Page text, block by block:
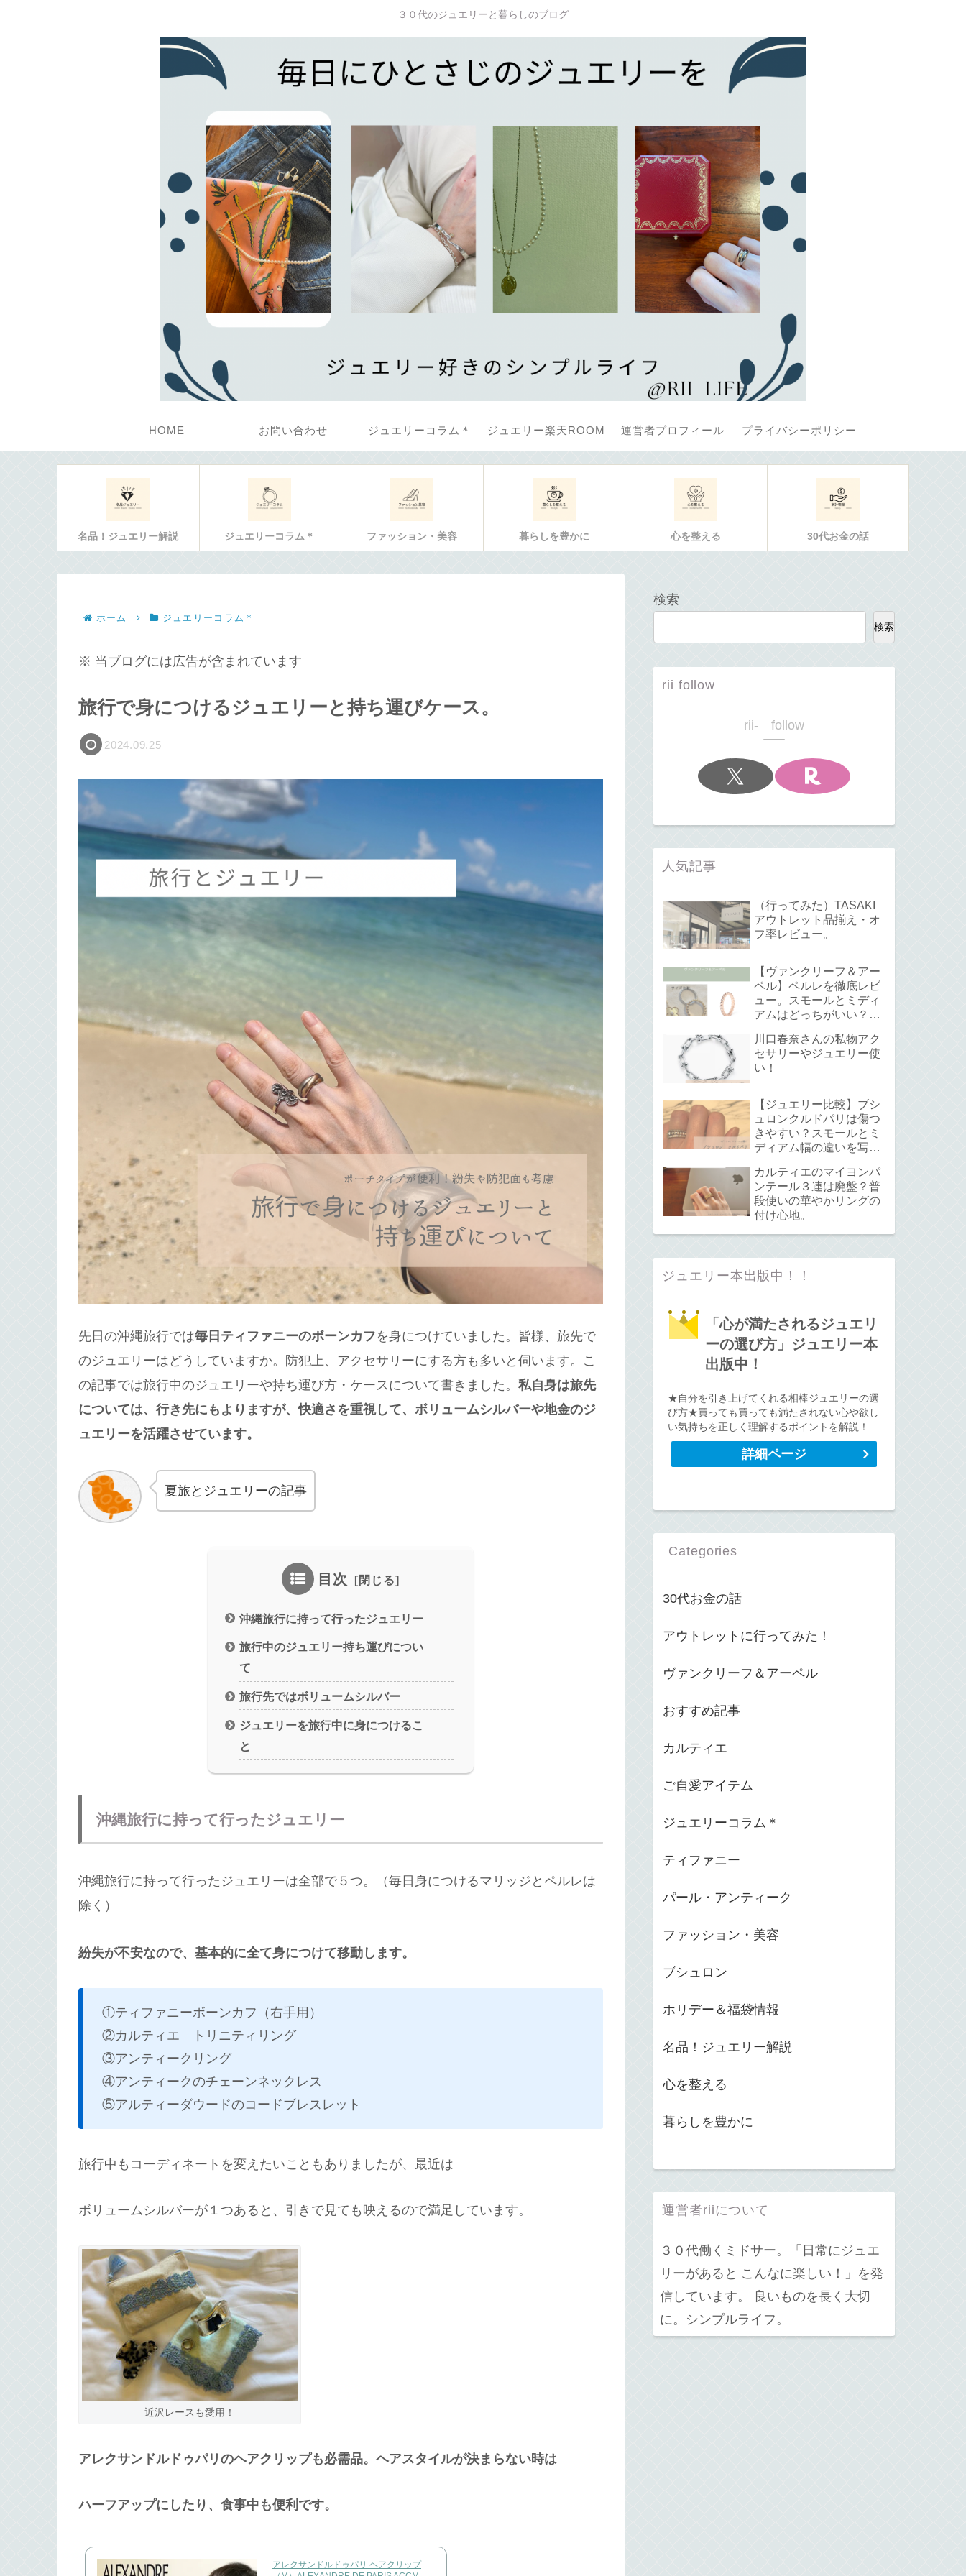
３０代のジュエリーと暮らしのブログ
HOME お問い合わせ ジュエリーコラム＊ ジュエリー楽天ROOM 運営者プロフィール プライバシーポリシー
名品！ジュエリー解説 ジュエリーコラム＊ ファッション・美容 暮らしを豊かに 心を整える 30代お金の話
ホーム ジュエリーコラム＊
※ 当ブログには広告が含まれています
旅行で身につけるジュエリーと持ち運びケース。
2024.09.25
先日の沖縄旅行では毎日ティファニーのボーンカフを身につけていました。皆様、旅先で
のジュエリーはどうしていますか。防犯上、アクセサリーにする方も多いと伺います。こ
の記事では旅行中のジュエリーや持ち運び方・ケースについて書きました。 私自身は旅先
については、行き先にもよりますが、快適さを重視して、ボリュームシルバーや地金のジ
ュエリーを活躍させています。
夏旅とジュエリーの記事
目次
沖縄旅行に持って行ったジュエリー
旅行中のジュエリー持ち運びについ
て
旅行先ではボリュームシルバー
ジュエリーを旅行中に身につけるこ
と
沖縄旅行に持って行ったジュエリー
沖縄旅行に持って行ったジュエリーは全部で５つ。（毎日身につけるマリッジとペルレは
除く）
紛失が不安なので、基本的に全て身につけて移動します。
①ティファニーボーンカフ（右手用）
②カルティエ トリニティリング
③アンティークリング
④アンティークのチェーンネックレス
⑤アルティーダウードのコードブレスレット
旅行中もコーディネートを変えたいこともありましたが、最近は
ボリュームシルバーが１つあると、引きで見ても映えるので満足しています。
近沢レースも愛用！
アレクサンドルドゥパリのヘアクリップも必需品。ヘアスタイルが決まらない時は
ハーフアップにしたり、食事中も便利です。
アレクサンドルドゥパリ ヘアクリップ
検索
検索
rii follow
rii- follow
人気記事
（行ってみた）TASAKI
アウトレット品揃え・オ
フ率レビュー。
【ヴァンクリーフ＆アー
ペル】ペルレを徹底レビ
ュー。スモールとミディ
アムはどっちがいい？サ
て。
川口春奈さんの私物アク
セサリーやジュエリー使
い！
【ジュエリー比較】ブシ
ュロンクルドパリは傷つ
きやすい？スモールとミ
ディアム幅の違いを写真
カルティエのマイヨンパ
ンテール３連は廃盤？普
段使いの華やかリングの
付け心地。
ジュエリー本出版中！！
「心が満たされるジュエリ
ーの選び方」ジュエリー本
出版中！
★自分を引き上げてくれる相棒ジュエリーの選
び方★買っても買っても満たされない心や欲し
い気持ちを正しく理解するポイントを解説！
詳細ページ
Categories
30代お金の話
アウトレットに行ってみた！
ヴァンクリーフ＆アーペル
おすすめ記事
カルティエ
ご自愛アイテム
ジュエリーコラム＊
ティファニー
パール・アンティーク
ファッション・美容
ブシュロン
ホリデー＆福袋情報
名品！ジュエリー解説
心を整える
暮らしを豊かに
運営者riiについて
３０代働くミドサー。「日常にジュエ
リーがあると こんなに楽しい！」を発
信しています。 良いものを長く大切
に。シンプルライフ。